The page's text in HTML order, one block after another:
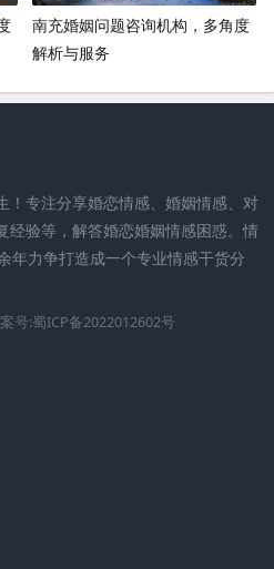
南充婚姻问题咨询机构，多角度
解析与服务
！专注分享婚恋情感、婚姻情感、对
经验等，解答婚恋婚姻情感困惑。情
年力争打造成一个专业情感干货分
号:蜀ICP备2022012602号